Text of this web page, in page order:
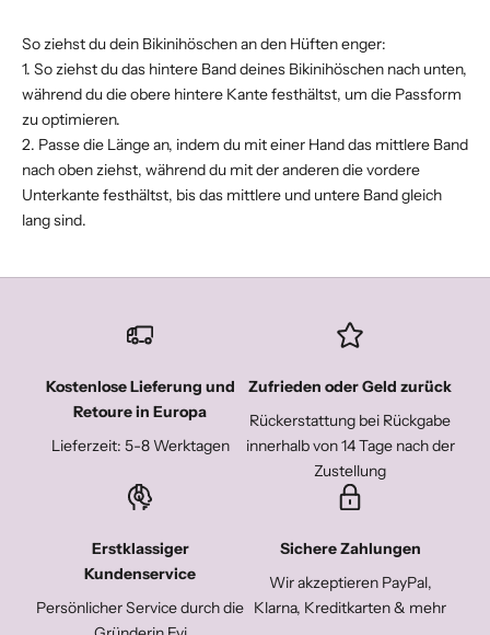
So ziehst du dein Bikinihöschen an den Hüften enger:
1. So ziehst du das hintere Band deines Bikinihöschen nach unten,
während du die obere hintere Kante festhältst, um die Passform
zu optimieren.
2. Passe die Länge an, indem du mit einer Hand das mittlere Band
nach oben ziehst, während du mit der anderen die vordere
Unterkante festhältst, bis das mittlere und untere Band gleich
lang sind.
Kostenlose Lieferung und
Retoure in Europa
Lieferzeit: 5-8 Werktagen
Zufrieden oder Geld zurück
Rückerstattung bei Rückgabe
innerhalb von 14 Tage nach der
Zustellung
Erstklassiger
Kundenservice
Persönlicher Service durch die
Sichere Zahlungen
Wir akzeptieren PayPal,
Klarna, Kreditkarten & mehr